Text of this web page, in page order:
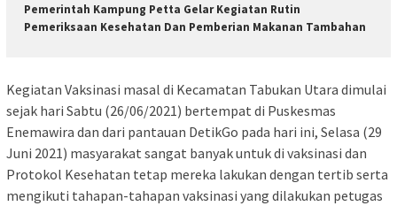
Pemerintah Kampung Petta Gelar Kegiatan Rutin
Pemeriksaan Kesehatan Dan Pemberian Makanan Tambahan
Kegiatan Vaksinasi masal di Kecamatan Tabukan Utara dimulai
sejak hari Sabtu (26/06/2021) bertempat di Puskesmas
Enemawira dan dari pantauan DetikGo pada hari ini, Selasa (29
Juni 2021) masyarakat sangat banyak untuk di vaksinasi dan
Protokol Kesehatan tetap mereka lakukan dengan tertib serta
mengikuti tahapan-tahapan vaksinasi yang dilakukan petugas